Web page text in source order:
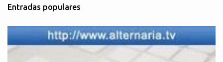
i
s
Entradas populares